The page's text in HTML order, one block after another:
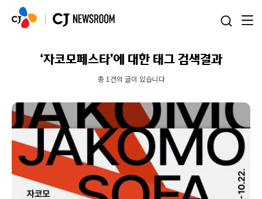
‘자코모페스타’에 대한 태그 검색결과
총 1건의 글이 있습니다